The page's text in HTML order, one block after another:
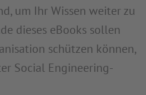
um Ihr Wissen weiter zu
dieses eBooks sollen
schützen können,
Social Engineering-